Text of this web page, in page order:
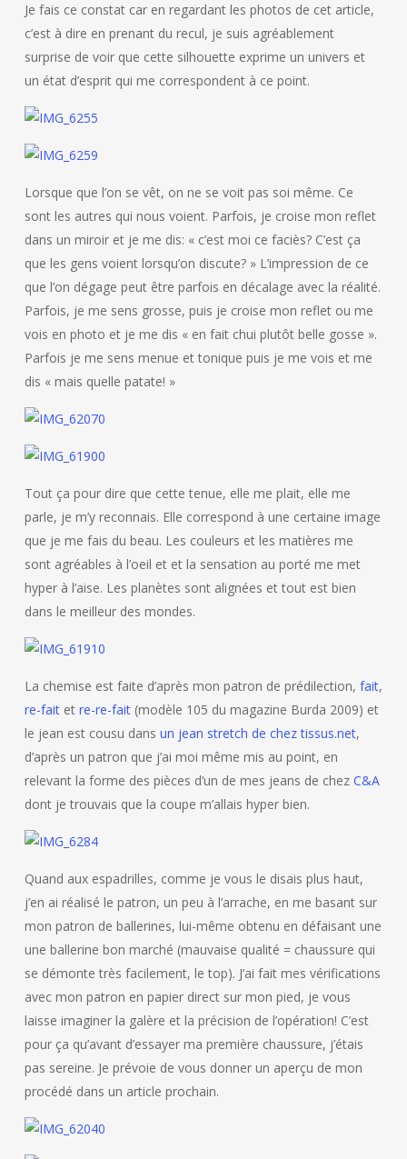
Je fais ce constat car en regardant les photos de cet article,
c’est à dire en prenant du recul, je suis agréablement
surprise de voir que cette silhouette exprime un univers et
un état d’esprit qui me correspondent à ce point.
Lorsque que l’on se vêt, on ne se voit pas soi même. Ce
sont les autres qui nous voient. Parfois, je croise mon reflet
dans un miroir et je me dis: « c’est moi ce faciès? C’est ça
que les gens voient lorsqu’on discute? » L’impression de ce
que l’on dégage peut être parfois en décalage avec la réalité.
Parfois, je me sens grosse, puis je croise mon reflet ou me
vois en photo et je me dis « en fait chui plutôt belle gosse ».
Parfois je me sens menue et tonique puis je me vois et me
dis « mais quelle patate! »
Tout ça pour dire que cette tenue, elle me plait, elle me
parle, je m’y reconnais. Elle correspond à une certaine image
que je me fais du beau. Les couleurs et les matières me
sont agréables à l’oeil et et la sensation au porté me met
hyper à l’aise. Les planètes sont alignées et tout est bien
dans le meilleur des mondes.
La chemise est faite d’après mon patron de prédilection, fait,
re-faitet re-re-fait(modèle 105 du magazine Burda 2009) et
le jean est cousu dans un jean stretch de chez tissus.net,
d’après un patron que j’ai moi même mis au point, en
relevant la forme des pièces d’un de mes jeans de chez C&A
dont je trouvais que la coupe m’allais hyper bien.
Quand aux espadrilles, comme je vous le disais plus haut,
j’en ai réalisé le patron, un peu à l’arrache, en me basant sur
mon patron de ballerines, lui-même obtenu en défaisant une
une ballerine bon marché (mauvaise qualité = chaussure qui
se démonte très facilement, le top). J’ai fait mes vérifications
avec mon patron en papier direct sur mon pied, je vous
laisse imaginer la galère et la précision de l’opération! C’est
pour ça qu’avant d’essayer ma première chaussure, j’étais
pas sereine. Je prévoie de vous donner un aperçu de mon
procédé dans un article prochain.